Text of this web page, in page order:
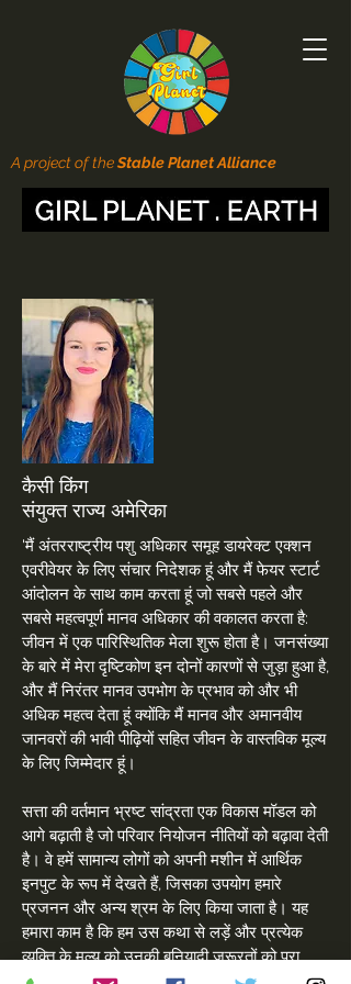
A project of theStable Planet Alliance
कैसी किंग
संयुक्त राज्य अमेरिका
'मैं अंतरराष्ट्रीय पशु अधिकार समूह डायरेक्ट एक्शन
एवरीवेयर के लिए संचार निदेशक हूं और मैं फेयर स्टार्ट
आंदोलन के साथ काम करता हूं जो सबसे पहले और
सबसे महत्वपूर्ण मानव अधिकार की वकालत करता है:
जीवन में एक पारिस्थितिक मेला शुरू होता है। जनसंख्या
के बारे में मेरा दृष्टिकोण इन दोनों कारणों से जुड़ा हुआ है,
और मैं निरंतर मानव उपभोग के प्रभाव को और भी
अधिक महत्व देता हूं क्योंकि मैं मानव और अमानवीय
जानवरों की भावी पीढ़ियों सहित जीवन के वास्तविक मूल्य
के लिए जिम्मेदार हूं।
सत्ता की वर्तमान भ्रष्ट सांद्रता एक विकास मॉडल को
आगे बढ़ाती है जो परिवार नियोजन नीतियों को बढ़ावा देती
है। वे हमें सामान्य लोगों को अपनी मशीन में आर्थिक
इनपुट के रूप में देखते हैं, जिसका उपयोग हमारे
प्रजनन और अन्य श्रम के लिए किया जाता है। यह
हमारा काम है कि हम उस कथा से लड़ें और प्रत्येक
व्यक्ति के मूल्य को उनकी बुनियादी जरूरतों को पूरा